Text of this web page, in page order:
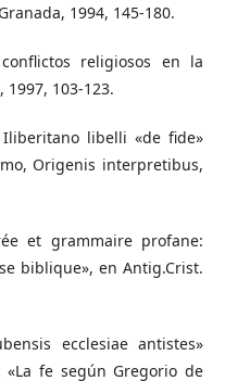
1994, 145-180.
religiosos en la
1997, 103-123.
Iliberitano libelli «de fide»
Origenis interpretibus,
et grammaire profane:
biblique», en Antig.Crist.
ecclesiae antistes»
«La fe según Gregorio de